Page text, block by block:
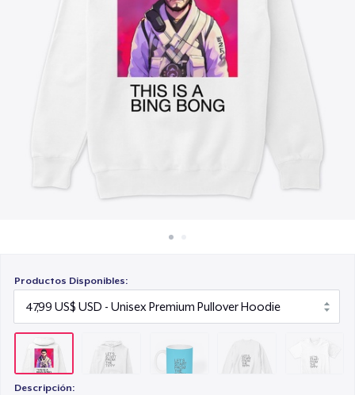
Venda en todas partes
Venda lo que sea
Productos Disponibles:
Descripción:
15,99 US$
Unisex Classic Crewneck Sweatshirt
36,99 US$
26,99 US$